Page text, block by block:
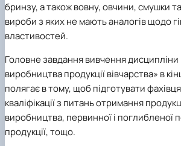
бринзу, а також вовну, овчини, смушки
вироби з яких не мають аналогів щодо
властивостей.
Головне завдання вивчення дисципліни
виробництва продукції вівчарства» в
полягає в тому, щоб підготувати
кваліфікації з питань отримання
виробництва, первинної і поглибленої
продукції, тощо.